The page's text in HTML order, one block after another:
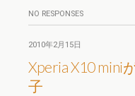
NO RESPONSES
2010年2月15日
Xperia X10 mini
子